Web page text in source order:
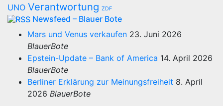
UNO Verantwortung ZDF
Newsfeed – Blauer Bote
Mars und Venus verkaufen 23. Juni 2026
BlauerBote
Epstein-Update – Bank of America 14. April 2026
BlauerBote
Berliner Erklärung zur Meinungsfreiheit 8. April
2026 BlauerBote